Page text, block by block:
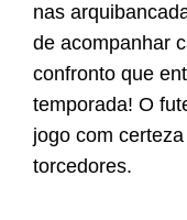
nas
de acompanhar
confronto que
temporada! O
jogo com
torcedores.